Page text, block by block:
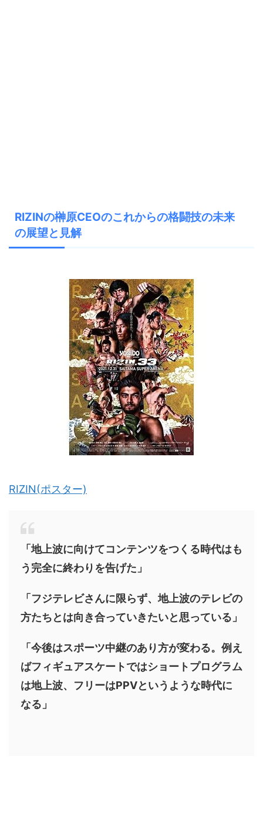
RIZINの榊原CEOのこれからの格闘技の未来
の展望と見解
RIZIN(ポスター)
「地上波に向けてコンテンツをつくる時代はも
う完全に終わりを告げた」
「フジテレビさんに限らず、地上波のテレビの
方たちとは向き合っていきたいと思っている」
「今後はスポーツ中継のあり方が変わる。例え
ばフィギュアスケートではショートプログラム
は地上波、フリーはPPVというような時代に
なる」